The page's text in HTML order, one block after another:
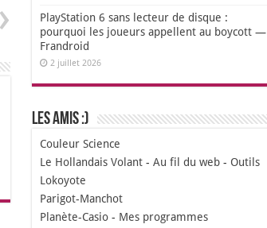
PlayStation 6 sans lecteur de disque :
pourquoi les joueurs appellent au boycott —
Frandroid
2 juillet 2026
Les amis :)
Couleur Science
Le Hollandais Volant- Au fil du web- Outils
Lokoyote
Parigot-Manchot
Planète-Casio- Mes programmes